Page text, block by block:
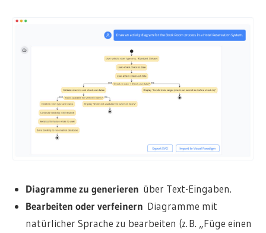
Diagramme zu generieren über Text-Eingaben.
Bearbeiten oder verfeinern Diagramme mit
natürlicher Sprache zu bearbeiten (z. B. „Füge einen